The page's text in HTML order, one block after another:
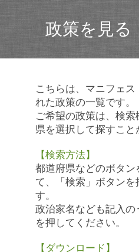
政策を見る
こちらは、マニフェス
れた政策の一覧です。
ご希望の政策は、検
県を選択して探すこと
【検索方法】
都道府県などのボタン
て、「検索」ボタンを
す。
政治家名なども記入
を押してください。
【ダウンロード】